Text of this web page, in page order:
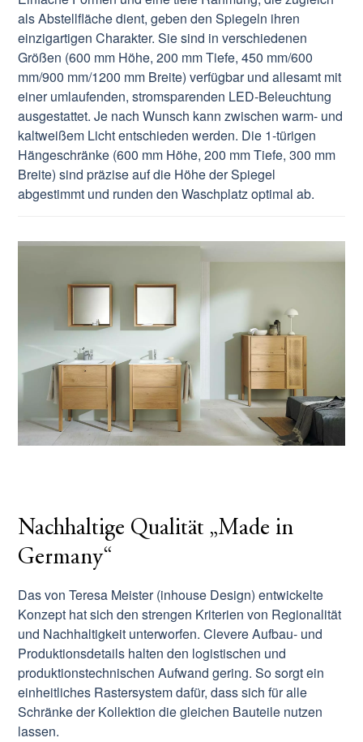
als Abstellfläche dient, geben den Spiegeln ihren
einzigartigen Charakter. Sie sind in verschiedenen
Größen (600 mm Höhe, 200 mm Tiefe, 450 mm/600
mm/900 mm/1200 mm Breite) verfügbar und allesamt mit
einer umlaufenden, stromsparenden LED-Beleuchtung
ausgestattet. Je nach Wunsch kann zwischen warm- und
kaltweißem Licht entschieden werden. Die 1-türigen
Hängeschränke (600 mm Höhe, 200 mm Tiefe, 300 mm
Breite) sind präzise auf die Höhe der Spiegel
abgestimmt und runden den Waschplatz optimal ab.
Nachhaltige Qualität „Made in
Germany“
Das von Teresa Meister (inhouse Design) entwickelte
Konzept hat sich den strengen Kriterien von Regionalität
und Nachhaltigkeit unterworfen. Clevere Aufbau- und
Produktionsdetails halten den logistischen und
produktionstechnischen Aufwand gering. So sorgt ein
einheitliches Rastersystem dafür, dass sich für alle
Schränke der Kollektion die gleichen Bauteile nutzen
lassen.